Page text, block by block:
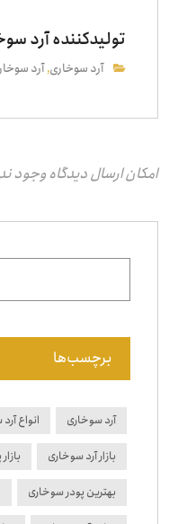
تولیدکننده آرد
آرد سوخاری,آرد
امکان ارسال دیدگاه وجود
برچسب‌ها
آرد سوخاری انواع
بازار آرد سوخاری
بهترین پودر سوخاری